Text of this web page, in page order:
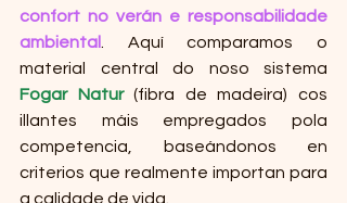
confort no verán e responsabilidade
ambiental
. Aquí comparamos o
Fogar Natur (fibra de madeira) cos
illantes máis empregados pola
competencia, baseándonos en
criterios que realmente importan para
a calidade de vida.